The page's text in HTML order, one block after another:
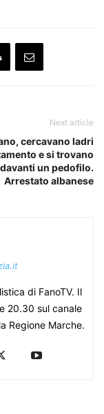
Next article
cercavano ladri
e si trovano
davanti un pedofilo.
Arrestato albanese
di FanoTV. Il
20.30 sul canale
Regione Marche.